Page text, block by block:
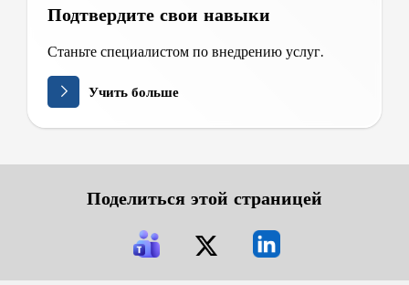
Подтвердите свои навыки
Станьте специалистом по внедрению услуг.
Учить больше
Поделиться этой страницей